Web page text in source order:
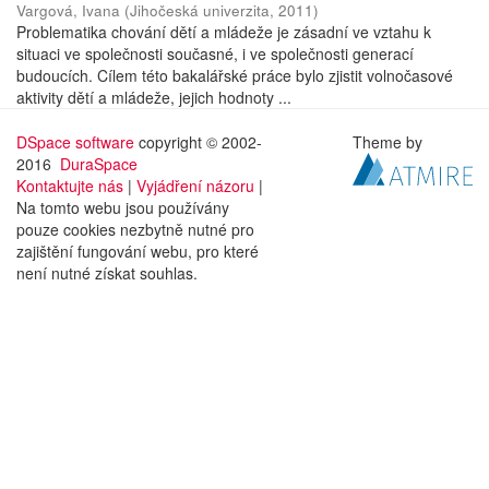
Vargová, Ivana (Jihočeská univerzita, 2011)
Problematika chování dětí a mládeže je zásadní ve vztahu k
situaci ve společnosti současné, i ve společnosti generací
budoucích. Cílem této bakalářské práce bylo zjistit volnočasové
aktivity dětí a mládeže, jejich hodnoty ...
DSpace software copyright © 2002-
2016 DuraSpace
Kontaktujte nás | Vyjádření názoru |
Na tomto webu jsou používány
pouze cookies nezbytně nutné pro
zajištění fungování webu, pro které
není nutné získat souhlas.
Theme by